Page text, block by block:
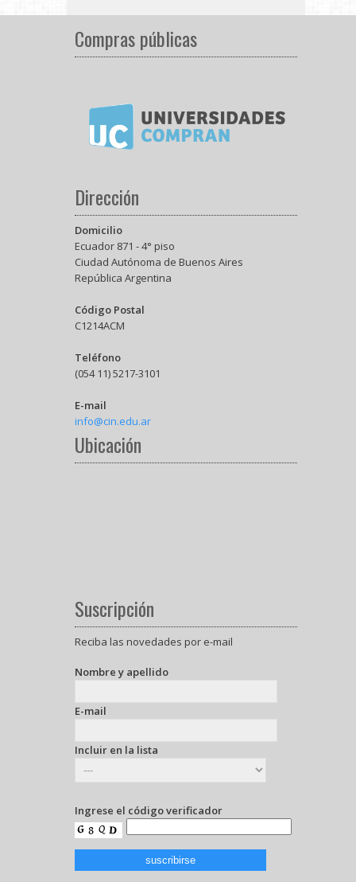
Compras públicas
Dirección
Domicilio
Ecuador 871 - 4° piso
Ciudad Autónoma de Buenos Aires
República Argentina
Código Postal
C1214ACM
Teléfono
(054 11) 5217-3101
E-mail
info@cin.edu.ar
Ubicación
Suscripción
Reciba las novedades por e-mail
Nombre y apellido
E-mail
Incluir en la lista
Ingrese el código verificador